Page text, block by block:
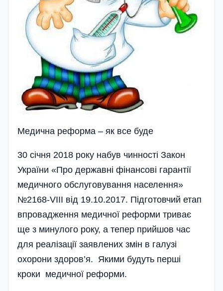
Медична реформа – як все буде
30 січня 2018 року набув чинності Закон
України «Про державні фінансові гарантії
медичного обслуговування населення»
№2168-VIII від 19.10.2017. Підготовчий етап
впровадження медичної реформи триває
ще з минулого року, а тепер прийшов час
для реалізації заявлених змін в галузі
охорони здоров’я. Якими будуть перші
кроки медичної реформи.